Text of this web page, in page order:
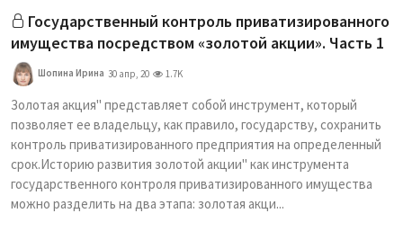
Государственный контроль приватизированного
имущества посредством «золотой акции». Часть 1
Шопина Ирина 30 апр, 20 1.7K
Золотая акция" представляет собой инструмент, который
позволяет ее владельцу, как правило, государству, сохранить
контроль приватизированного предприятия на определенный
срок.Историю развития золотой акции" как инструмента
государственного контроля приватизированного имущества
можно разделить на два этапа: золотая акци...